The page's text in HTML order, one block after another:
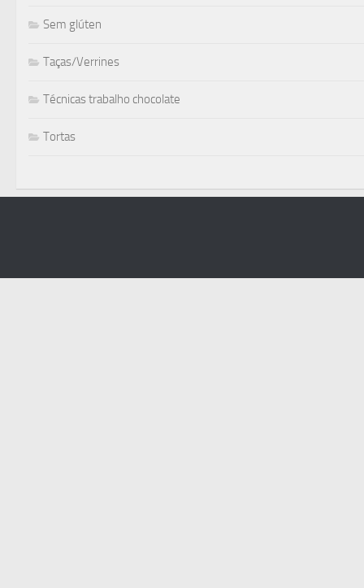
Sem glúten
Taças/Verrines
Técnicas trabalho chocolate
Tortas